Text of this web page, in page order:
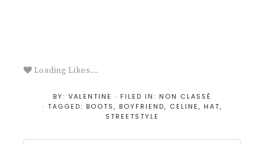
Loading Likes...
BY: VALENTINE · FILED IN: NON CLASSÉ
· TAGGED: BOOTS, BOYFRIEND, CELINE, HAT,
STREETSTYLE